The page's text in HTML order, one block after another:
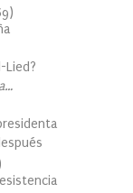
)
Lied?